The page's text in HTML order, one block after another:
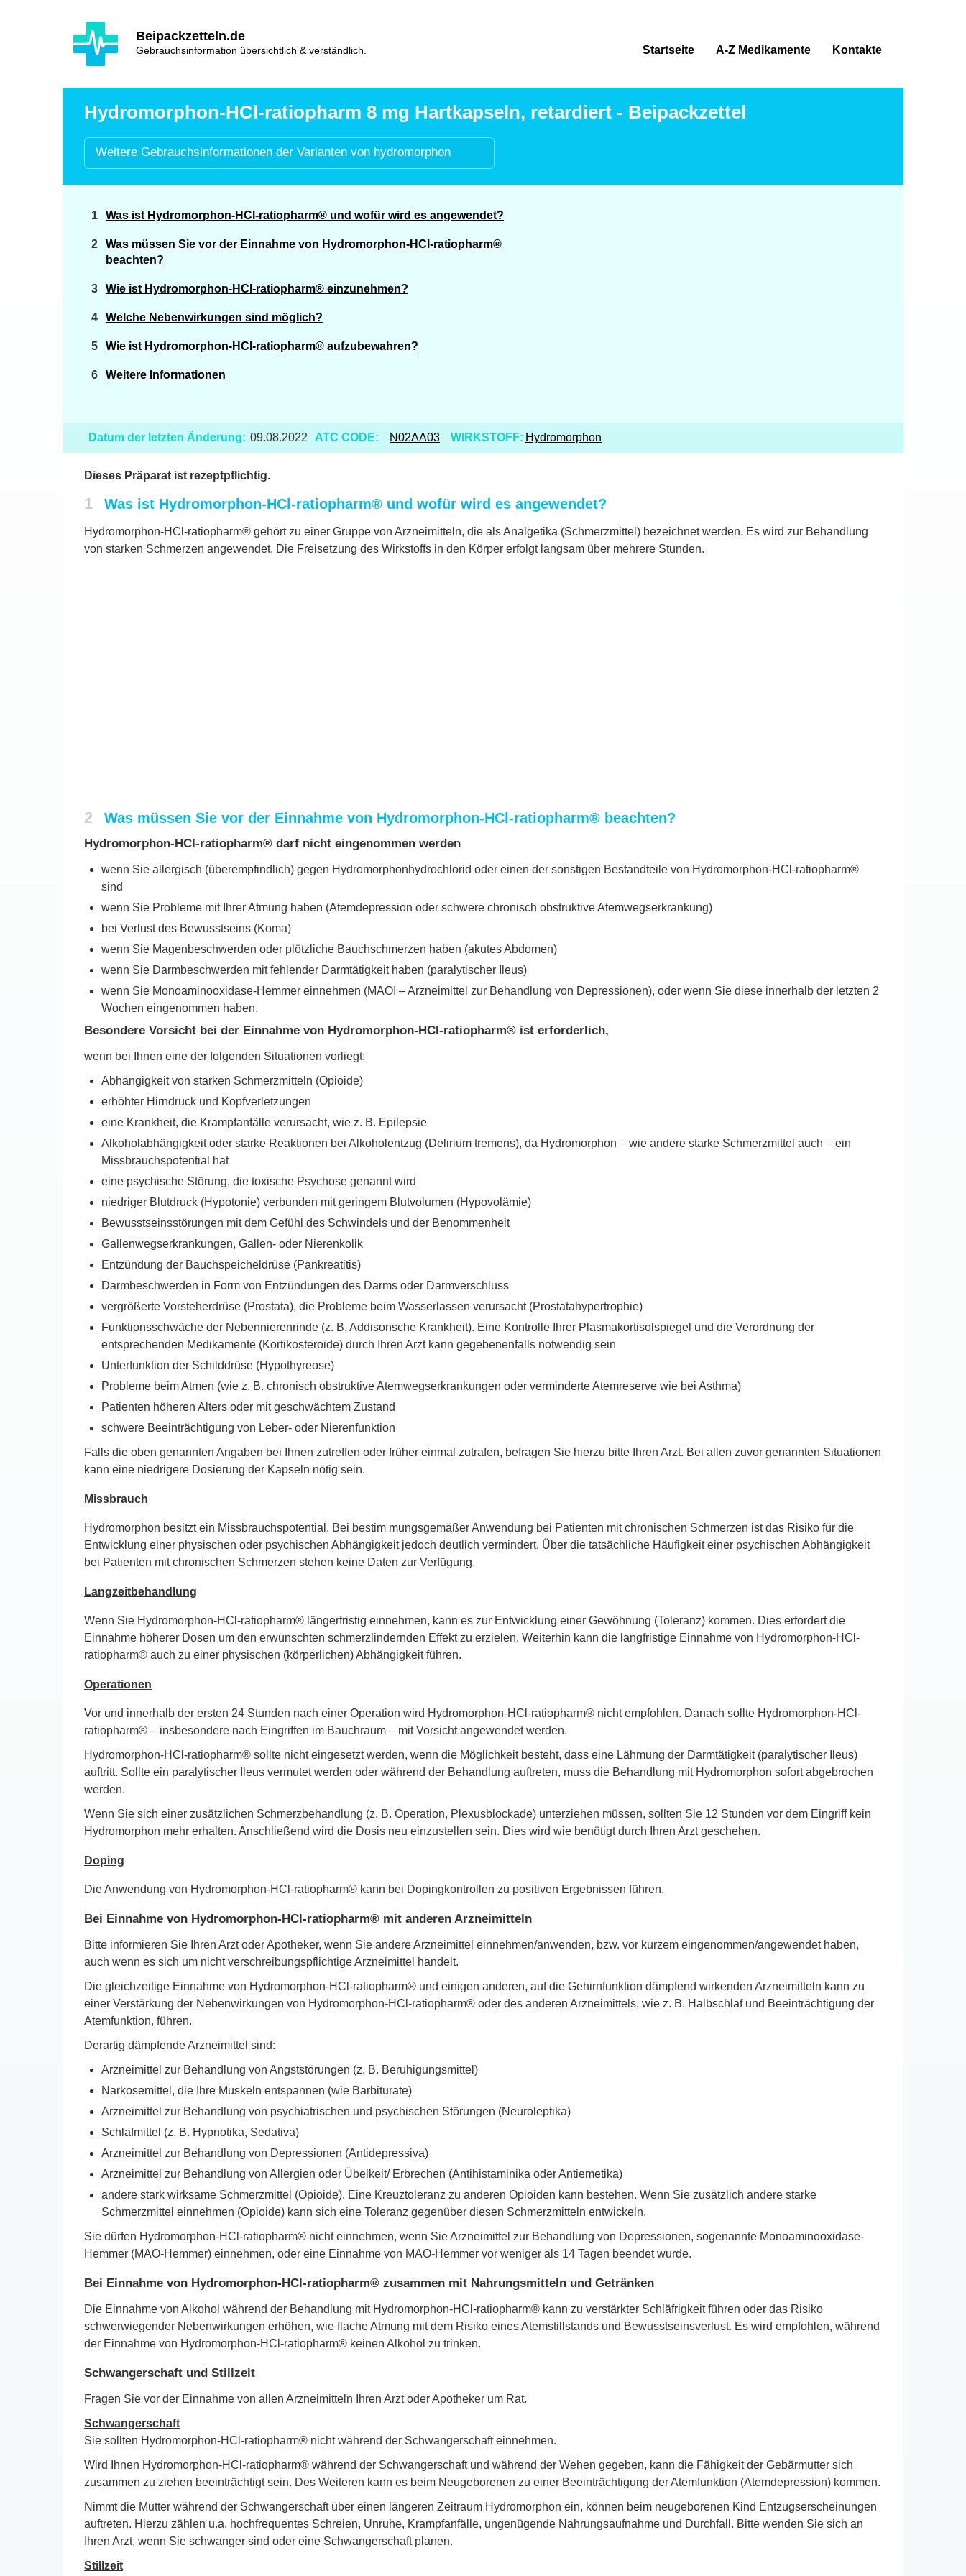
Beipackzetteln.de
Gebrauchsinformation übersichtlich & verständlich.
Hlavní
navigace
Startseite A-Z Medikamente Kontakte
Hydromorphon-HCl-ratiopharm 8 mg Hartkapseln, retardiert - Beipackzettel
Weitere Gebrauchsinformationen der Varianten von hydromorphon
Was ist Hydromorphon-HCl-ratiopharm® und wofür wird es angewendet?
Was müssen Sie vor der Einnahme von Hydromorphon-HCl-ratiopharm®
beachten?
Wie ist Hydromorphon-HCl-ratiopharm® einzunehmen?
Welche Nebenwirkungen sind möglich?
Wie ist Hydromorphon-HCl-ratiopharm® aufzubewahren?
Weitere Informationen
Datum der letzten Änderung: 09.08.2022 ATC CODE: N02AA03 WIRKSTOFF: Hydromorphon
Dieses Präparat ist rezeptpflichtig.
1 Was ist Hydromorphon-HCl-ratiopharm® und wofür wird es angewendet?
Hydromorphon-HCl-ratiopharm® gehört zu einer Gruppe von Arzneimitteln, die als Analgetika (Schmerzmittel) bezeichnet werden. Es wird zur Behandlung
von starken Schmerzen angewendet. Die Freisetzung des Wirkstoffs in den Körper erfolgt langsam über mehrere Stunden.
2 Was müssen Sie vor der Einnahme von Hydromorphon-HCl-ratiopharm® beachten?
Hydromorphon-HCl-ratiopharm® darf nicht eingenommen werden
wenn Sie allergisch (überempfindlich) gegen Hydromorphonhydrochlorid oder einen der sonstigen Bestandteile von Hydromorphon-HCl-ratiopharm®
sind
wenn Sie Probleme mit Ihrer Atmung haben (Atemdepression oder schwere chronisch obstruktive Atemwegserkrankung)
bei Verlust des Bewusstseins (Koma)
wenn Sie Magenbeschwerden oder plötzliche Bauchschmerzen haben (akutes Abdomen)
wenn Sie Darmbeschwerden mit fehlender Darmtätigkeit haben (paralytischer Ileus)
wenn Sie Monoaminooxidase-Hemmer einnehmen (MAOI – Arzneimittel zur Behandlung von Depressionen), oder wenn Sie diese innerhalb der letzten 2
Wochen eingenommen haben.
Besondere Vorsicht bei der Einnahme von Hydromorphon-HCl-ratiopharm® ist erforderlich,
wenn bei Ihnen eine der folgenden Situationen vorliegt:
Abhängigkeit von starken Schmerzmitteln (Opioide)
erhöhter Hirndruck und Kopfverletzungen
eine Krankheit, die Krampfanfälle verursacht, wie z. B. Epilepsie
Alkoholabhängigkeit oder starke Reaktionen bei Alkoholentzug (Delirium tremens), da Hydromorphon – wie andere starke Schmerzmittel auch – ein
Missbrauchspotential hat
eine psychische Störung, die toxische Psychose genannt wird
niedriger Blutdruck (Hypotonie) verbunden mit geringem Blutvolumen (Hypovolämie)
Bewusstseinsstörungen mit dem Gefühl des Schwindels und der Benommenheit
Gallenwegserkrankungen, Gallen- oder Nierenkolik
Entzündung der Bauchspeicheldrüse (Pankreatitis)
Darmbeschwerden in Form von Entzündungen des Darms oder Darmverschluss
vergrößerte Vorsteherdrüse (Prostata), die Probleme beim Wasserlassen verursacht (Prostatahypertrophie)
Funktionsschwäche der Nebennierenrinde (z. B. Addisonsche Krankheit). Eine Kontrolle Ihrer Plasmakortisolspiegel und die Verordnung der
entsprechenden Medikamente (Kortikosteroide) durch Ihren Arzt kann gegebenenfalls notwendig sein
Unterfunktion der Schilddrüse (Hypothyreose)
Probleme beim Atmen (wie z. B. chronisch obstruktive Atemwegserkrankungen oder verminderte Atemreserve wie bei Asthma)
Patienten höheren Alters oder mit geschwächtem Zustand
schwere Beeinträchtigung von Leber- oder Nierenfunktion
Falls die oben genannten Angaben bei Ihnen zutreffen oder früher einmal zutrafen, befragen Sie hierzu bitte Ihren Arzt. Bei allen zuvor genannten Situationen
kann eine niedrigere Dosierung der Kapseln nötig sein.
Missbrauch
Hydromorphon besitzt ein Missbrauchspotential. Bei bestim mungsgemäßer Anwendung bei Patienten mit chronischen Schmerzen ist das Risiko für die
Entwicklung einer physischen oder psychischen Abhängigkeit jedoch deutlich vermindert. Über die tatsächliche Häufigkeit einer psychischen Abhängigkeit
bei Patienten mit chronischen Schmerzen stehen keine Daten zur Verfügung.
Langzeitbehandlung
Wenn Sie Hydromorphon-HCl-ratiopharm® längerfristig einnehmen, kann es zur Entwicklung einer Gewöhnung (Toleranz) kommen. Dies erfordert die
Einnahme höherer Dosen um den erwünschten schmerzlindernden Effekt zu erzielen. Weiterhin kann die langfristige Einnahme von Hydromorphon-HCl-
ratiopharm® auch zu einer physischen (körperlichen) Abhängigkeit führen.
Operationen
Vor und innerhalb der ersten 24 Stunden nach einer Operation wird Hydromorphon-HCl-ratiopharm® nicht empfohlen. Danach sollte Hydromorphon-HCl-
ratiopharm® – insbesondere nach Eingriffen im Bauchraum – mit Vorsicht angewendet werden.
Hydromorphon-HCl-ratiopharm® sollte nicht eingesetzt werden, wenn die Möglichkeit besteht, dass eine Lähmung der Darmtätigkeit (paralytischer Ileus)
auftritt. Sollte ein paralytischer Ileus vermutet werden oder während der Behandlung auftreten, muss die Behandlung mit Hydromorphon sofort abgebrochen
werden.
Wenn Sie sich einer zusätzlichen Schmerzbehandlung (z. B. Operation, Plexusblockade) unterziehen müssen, sollten Sie 12 Stunden vor dem Eingriff kein
Hydromorphon mehr erhalten. Anschließend wird die Dosis neu einzustellen sein. Dies wird wie benötigt durch Ihren Arzt geschehen.
Doping
Die Anwendung von Hydromorphon-HCl-ratiopharm® kann bei Dopingkontrollen zu positiven Ergebnissen führen.
Bei Einnahme von Hydromorphon-HCl-ratiopharm® mit anderen Arzneimitteln
Bitte informieren Sie Ihren Arzt oder Apotheker, wenn Sie andere Arzneimittel einnehmen/anwenden, bzw. vor kurzem eingenommen/angewendet haben,
auch wenn es sich um nicht verschreibungspflichtige Arzneimittel handelt.
Die gleichzeitige Einnahme von Hydromorphon-HCl-ratiopharm® und einigen anderen, auf die Gehirnfunktion dämpfend wirkenden Arzneimitteln kann zu
einer Verstärkung der Nebenwirkungen von Hydromorphon-HCl-ratiopharm® oder des anderen Arzneimittels, wie z. B. Halbschlaf und Beeinträchtigung der
Atemfunktion, führen.
Derartig dämpfende Arzneimittel sind:
Arzneimittel zur Behandlung von Angststörungen (z. B. Beruhigungsmittel)
Narkosemittel, die Ihre Muskeln entspannen (wie Barbiturate)
Arzneimittel zur Behandlung von psychiatrischen und psychischen Störungen (Neuroleptika)
Schlafmittel (z. B. Hypnotika, Sedativa)
Arzneimittel zur Behandlung von Depressionen (Antidepressiva)
Arzneimittel zur Behandlung von Allergien oder Übelkeit/ Erbrechen (Antihistaminika oder Antiemetika)
andere stark wirksame Schmerzmittel (Opioide). Eine Kreuztoleranz zu anderen Opioiden kann bestehen. Wenn Sie zusätzlich andere starke
Schmerzmittel einnehmen (Opioide) kann sich eine Toleranz gegenüber diesen Schmerzmitteln entwickeln.
Sie dürfen Hydromorphon-HCl-ratiopharm® nicht einnehmen, wenn Sie Arzneimittel zur Behandlung von Depressionen, sogenannte Monoaminooxidase-
Hemmer (MAO-Hemmer) einnehmen, oder eine Einnahme von MAO-Hemmer vor weniger als 14 Tagen beendet wurde.
Bei Einnahme von Hydromorphon-HCl-ratiopharm® zusammen mit Nahrungsmitteln und Getränken
Die Einnahme von Alkohol während der Behandlung mit Hydromorphon-HCl-ratiopharm® kann zu verstärkter Schläfrigkeit führen oder das Risiko
schwerwiegender Nebenwirkungen erhöhen, wie flache Atmung mit dem Risiko eines Atemstillstands und Bewusstseinsverlust. Es wird empfohlen, während
der Einnahme von Hydromorphon-HCl-ratiopharm® keinen Alkohol zu trinken.
Schwangerschaft und Stillzeit
Fragen Sie vor der Einnahme von allen Arzneimitteln Ihren Arzt oder Apotheker um Rat.
Schwangerschaft
Sie sollten Hydromorphon-HCl-ratiopharm® nicht während der Schwangerschaft einnehmen.
Wird Ihnen Hydromorphon-HCl-ratiopharm® während der Schwangerschaft und während der Wehen gegeben, kann die Fähigkeit der Gebärmutter sich
zusammen zu ziehen beeinträchtigt sein. Des Weiteren kann es beim Neugeborenen zu einer Beeinträchtigung der Atemfunktion (Atemdepression) kommen.
Nimmt die Mutter während der Schwangerschaft über einen längeren Zeitraum Hydromorphon ein, können beim neugeborenen Kind Entzugserscheinungen
auftreten. Hierzu zählen u.a. hochfrequentes Schreien, Unruhe, Krampfanfälle, ungenügende Nahrungsaufnahme und Durchfall. Bitte wenden Sie sich an
Ihren Arzt, wenn Sie schwanger sind oder eine Schwangerschaft planen.
Stillzeit